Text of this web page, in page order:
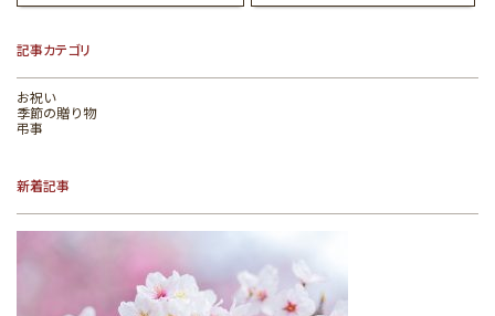
記事カテゴリ
お祝い
季節の贈り物
弔事
新着記事